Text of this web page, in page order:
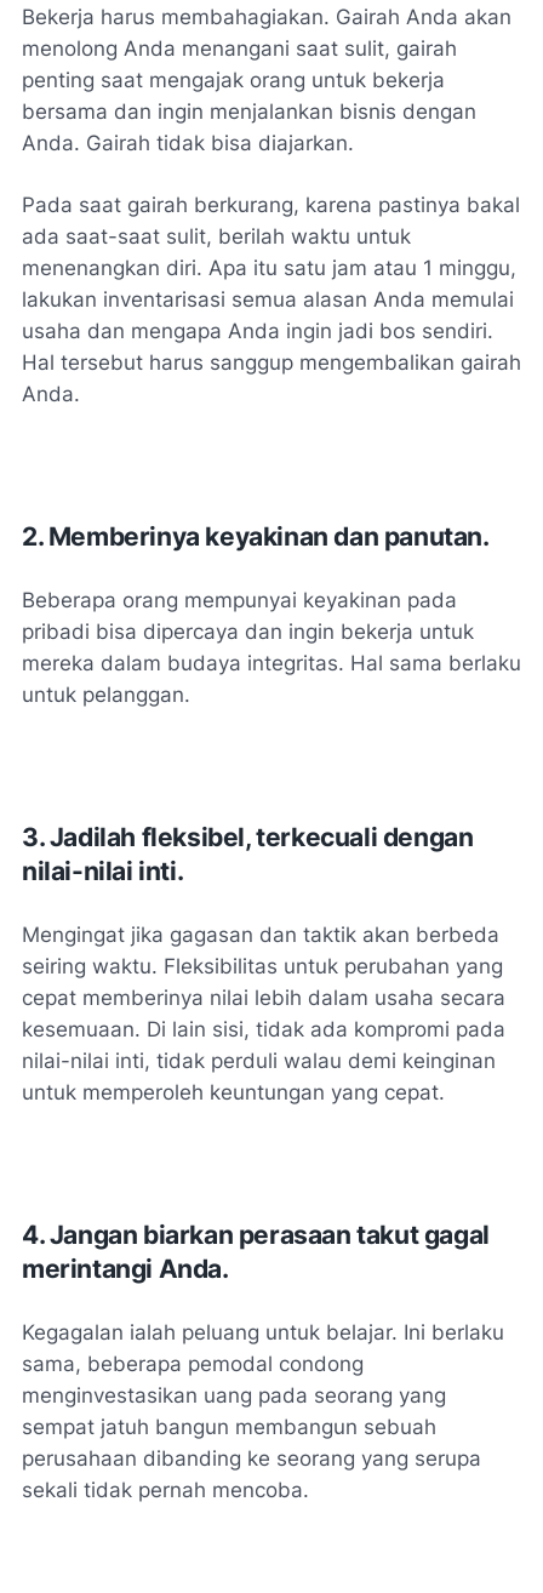
Bekerja harus membahagiakan. Gairah Anda akan
menolong Anda menangani saat sulit, gairah
penting saat mengajak orang untuk bekerja
bersama dan ingin menjalankan bisnis dengan
Anda. Gairah tidak bisa diajarkan.
Pada saat gairah berkurang, karena pastinya bakal
ada saat-saat sulit, berilah waktu untuk
menenangkan diri. Apa itu satu jam atau 1 minggu,
lakukan inventarisasi semua alasan Anda memulai
usaha dan mengapa Anda ingin jadi bos sendiri.
Hal tersebut harus sanggup mengembalikan gairah
Anda.
2. Memberinya keyakinan dan panutan.
Beberapa orang mempunyai keyakinan pada
pribadi bisa dipercaya dan ingin bekerja untuk
mereka dalam budaya integritas. Hal sama berlaku
untuk pelanggan.
3. Jadilah fleksibel, terkecuali dengan
nilai-nilai inti.
Mengingat jika gagasan dan taktik akan berbeda
seiring waktu. Fleksibilitas untuk perubahan yang
cepat memberinya nilai lebih dalam usaha secara
kesemuaan. Di lain sisi, tidak ada kompromi pada
nilai-nilai inti, tidak perduli walau demi keinginan
untuk memperoleh keuntungan yang cepat.
4. Jangan biarkan perasaan takut gagal
merintangi Anda.
Kegagalan ialah peluang untuk belajar. Ini berlaku
sama, beberapa pemodal condong
menginvestasikan uang pada seorang yang
sempat jatuh bangun membangun sebuah
perusahaan dibanding ke seorang yang serupa
sekali tidak pernah mencoba.